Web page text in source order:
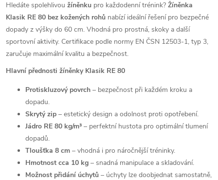
Hledáte spolehlivou žíněnku pro každodenní trénink? Žíněnka
Klasik RE 80 bez kožených rohů nabízí ideální řešení pro bezpečné
dopady z výšky do 60 cm. Vhodná pro prostná, skoky a další
sportovní aktivity. Certifikace podle normy EN ČSN 12503-1, typ 3,
zaručuje maximální kvalitu a bezpečnost.
Hlavní přednosti žíněnky Klasik RE 80
Protiskluzový povrch – bezpečnost při každém kroku a
dopadu.
Skrytý zip – estetický design a odolnost proti opotřebení.
Jádro RE 80 kg/m³ – perfektní hustota pro optimální tlumení
dopadů.
Tloušťka 8 cm – vhodná i pro náročnější tréninky.
Hmotnost cca 10 kg – snadná manipulace a skladování.
Možnost přidání úchytů – úchyty lze doobjednat samostatně,